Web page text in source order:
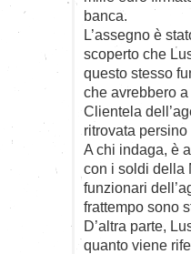
banca.
L’assegno è
scoperto che
questo stesso
che avrebbero
Clientela
ritrovata
A chi indaga, è
con i soldi della
funzionari
frattempo sono
D’altra parte,
quanto viene